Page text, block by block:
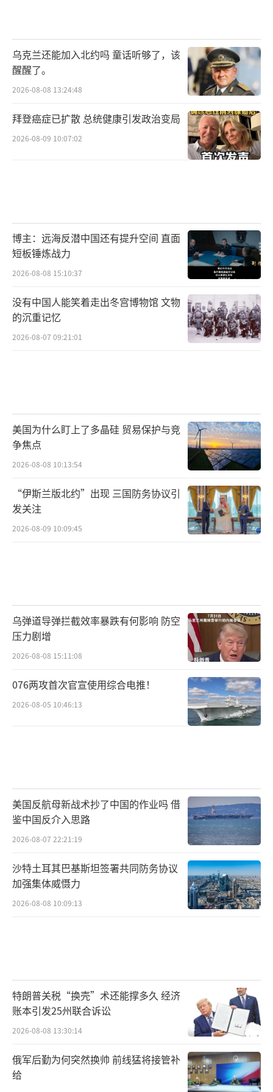
乌克兰还能加入北约吗 童话听够了，该
醒醒了。
2026-08-08 13:24:48
拜登癌症已扩散 总统健康引发政治变局
2026-08-09 10:07:02
博主：远海反潜中国还有提升空间 直面
短板锤炼战力
2026-08-08 15:10:37
没有中国人能笑着走出冬宫博物馆 文物
的沉重记忆
2026-08-07 09:21:01
美国为什么盯上了多晶硅 贸易保护与竞
争焦点
2026-08-08 10:13:54
“伊斯兰版北约”出现 三国防务协议引
发关注
2026-08-09 10:09:45
乌弹道导弹拦截效率暴跌有何影响 防空
压力剧增
2026-08-08 15:11:08
076两攻首次官宣使用综合电推！
2026-08-05 10:46:13
美国反航母新战术抄了中国的作业吗 借
鉴中国反介入思路
2026-08-07 22:21:19
沙特土耳其巴基斯坦签署共同防务协议
加强集体威慑力
2026-08-08 10:09:13
特朗普关税“换壳”术还能撑多久 经济
账本引发25州联合诉讼
2026-08-08 13:30:14
俄军后勤为何突然换帅 前线猛将接管补
给